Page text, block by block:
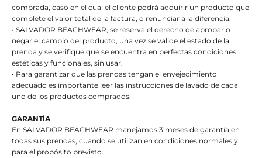
comprada, caso en el cual el cliente podrá adquirir un producto que
complete el valor total de la factura, o renunciar a la diferencia.
• SALVADOR BEACHWEAR, se reserva el derecho de aprobar o
negar el cambio del producto, una vez se valide el estado de la
prenda y se verifique que se encuentra en perfectas condiciones
estéticas y funcionales, sin usar.
• Para garantizar que las prendas tengan el envejecimiento
adecuado es importante leer las instrucciones de lavado de cada
uno de los productos comprados.
GARANTÍA
En SALVADOR BEACHWEAR manejamos 3 meses de garantía en
todas sus prendas, cuando se utilizan en condiciones normales y
para el propósito previsto.